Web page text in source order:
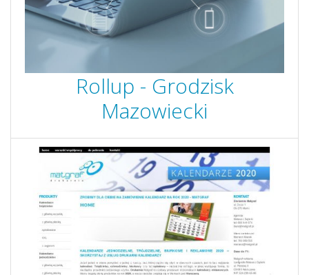
Rollup - Grodzisk
Mazowiecki